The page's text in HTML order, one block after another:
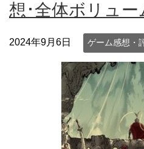
想･全体ボリュー
2024年9月6日 ゲーム感想・